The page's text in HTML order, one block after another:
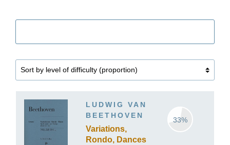
LUDWIG VAN
BEETHOVEN
Variations,
Rondo, Dances
33%